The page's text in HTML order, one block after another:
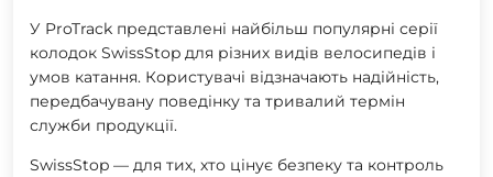
У ProTrack представлені найбільш популярні серії
колодок SwissStop для різних видів велосипедів і
умов катання. Користувачі відзначають надійність,
передбачувану поведінку та тривалий термін
служби продукції.
SwissStop — для тих, хто цінує безпеку та контроль